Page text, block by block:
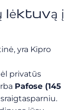
lėktuvą į
yra Kipro
privatūs
Pafose (145